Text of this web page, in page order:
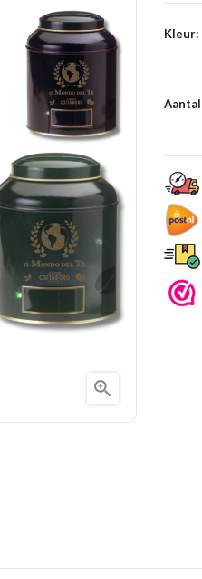

Kleur:
Aantal